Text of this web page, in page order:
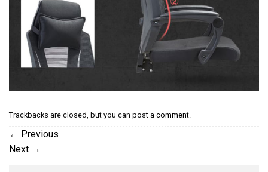
Trackbacks are closed, but you can post a comment.
← Previous
Next →